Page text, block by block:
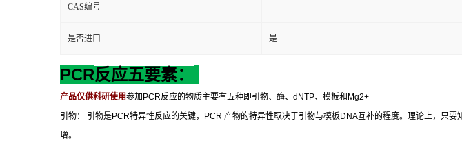
CAS编号
是否进口 是
PCR反应五要素：
产品仅供科研使用参加PCR反应的物质主要有五种即引物、酶、 dNTP、模板和Mg2+
引物：
引物是PCR特异性反应的关键， PCR 产物的特异性取决于引物与模板DNA互补的程度。理论上，只要
增。